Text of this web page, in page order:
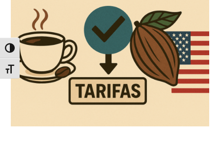
ALTERNAR ALTO CONTRASTE
ALTERNAR TAMANHO DA FONTE